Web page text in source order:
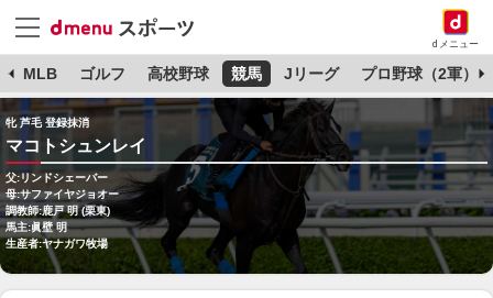
dメニュー
MLB ゴルフ 高校野球 競馬 Jリーグ プロ野球（2軍）
牝 芦毛 登録抹消
マコトシュンレイ
父:リンドシェーバー
母:サファイヤジョオー
調教師:鹿戸 明 (栗東)
馬主:眞壁 明
生産者:ヤナガワ牧場